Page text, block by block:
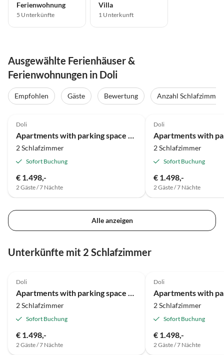
Ferienwohnung
5 Unterkünfte
Villa
1 Unterkunft
Ausgewählte Ferienhäuser &
Ferienwohnungen in Doli
Empfohlen Gäste Bewertung Anzahl Schlafzimmer
Doli
2 Schlafzimmer
Sofort Buchung
€ 1.498,-
2 Gäste / 7 Nächte
Doli
2 Schlafzimmer
Sofort Buchung
€ 1.498,-
2 Gäste / 7 Nächte
Alle anzeigen
Unterkünfte mit 2 Schlafzimmer
Doli
Apartments with parking space Banići, Dubrovnik - 23176
2 Schlafzimmer
Sofort Buchung
€ 1.498,-
2 Gäste / 7 Nächte
Doli
2 Schlafzimmer
Sofort Buchung
€ 1.498,-
2 Gäste / 7 Nächte